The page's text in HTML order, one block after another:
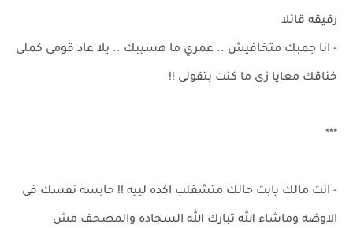
رقيقه قائلا
- انا جمبك متخافيش .. عمري ما هسيبك .. يلا عاد قومى كملى
خناقك معايا زى ما كنت بتقولى !!
***
- انت مالك يابت حالك متشقلب اكده لييه !! حابسه نفسك فى
الاوضه وماشاء الله تبارك الله السجاده والمصحف مش